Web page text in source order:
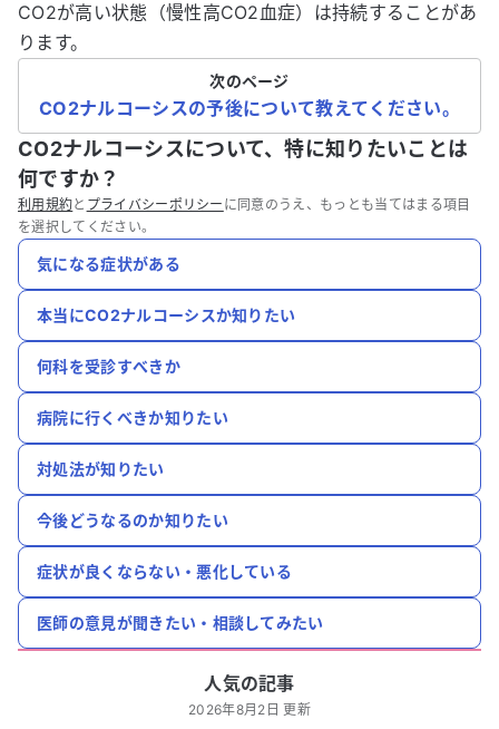
CO2が高い状態（慢性高CO2血症）は持続することがあ
ります。
次のページ
CO2ナルコーシスの予後について教えてください。
CO2ナルコーシスについて、特に知りたいことは
何ですか？
利用規約と プライバシーポリシー に同意のうえ、もっとも当てはまる項目
を選択してください。
気になる症状がある
本当にCO2ナルコーシスか知りたい
何科を受診すべきか
病院に行くべきか知りたい
対処法が知りたい
今後どうなるのか知りたい
症状が良くならない・悪化している
医師の意見が聞きたい・相談してみたい
人気の記事
2026年8月2日 更新